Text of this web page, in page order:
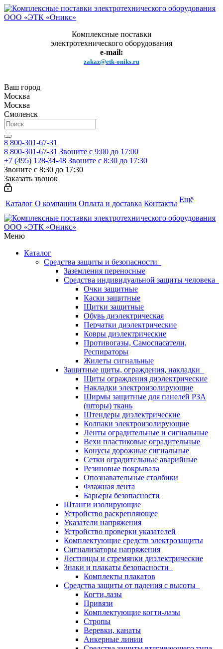
Комплексные поставки
электротехнического оборудования
e-mail:
zakaz@etk-oniks.ru
Ваш город
Москва
Москва
Смоленск
8 800-301-67-31
8 800-301-67-31 Звоните с 9:00 до 17:00
+7 (495) 128-34-48 Звоните с 8:30 до 17:30
Звоните с 8:30 до 17:30
Заказать звонок
Каталог О компании Оплата и доставка Контакты Ещё
Меню
Каталог
Средства защиты и безопасности
Заземления переносные
Средства индивидуальной защиты человека
Очки защитные
Каски защитные
Щитки защитные
Обувь диэлектрическая
Перчатки диэлектрические
Ковры диэлектрические
Противогазы, Самоспасатели,
Респираторы
Жилеты сигнальные
Защитные щиты, ограждения, накладки
Щиты ограждения диэлектрические
Накладки электроизолирующие
Ширмы защитные для панелей РЗА
(шторы) ткань
Штендеры диэлектрические
Колпаки электроизолирующие
Ленты оградительные и сигнальные
Вехи пластиковые оградительные
Конусы дорожные сигнальные
Сетки оградительные аварийные
Резиновые покрывала
Опознавательные столбики
Флажная лента
Барьеры безопасности
Штанги изолирующие
Устройство раскрепляющее
Указатели напряжения
Устройство проверки указателей
Комплектующие средств электрозащиты
Сигнализаторы напряжения
Лестницы и стремянки диэлектрические
Знаки и плакаты безопасности
Комплекты плакатов
Средства защиты от падения с высоты
Когти,лазы
Привязи
Комплектующие когти-лазы
Стропы
Веревки, канаты
Анкерные линии